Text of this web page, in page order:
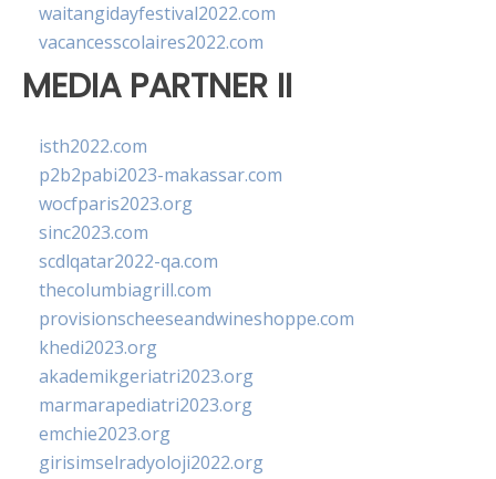
waitangidayfestival2022.com
vacancesscolaires2022.com
MEDIA PARTNER II
isth2022.com
p2b2pabi2023-makassar.com
wocfparis2023.org
sinc2023.com
scdlqatar2022-qa.com
thecolumbiagrill.com
provisionscheeseandwineshoppe.com
khedi2023.org
akademikgeriatri2023.org
marmarapediatri2023.org
emchie2023.org
girisimselradyoloji2022.org